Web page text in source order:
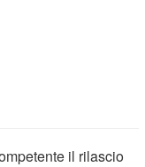
il rilascio